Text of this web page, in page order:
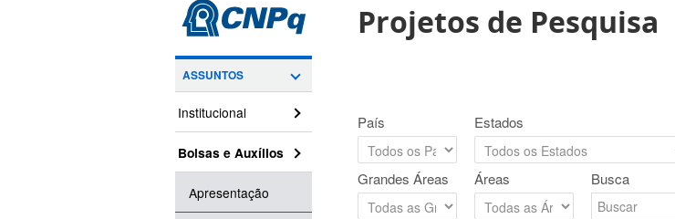
ASSUNTOS
Institucional
Bolsas e Auxílios
Apresentação
Projetos de Pesquisa
País Estados
Grandes Áreas Áreas Busca